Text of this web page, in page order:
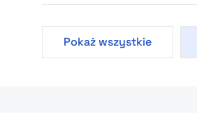
Pokaż wszystkie